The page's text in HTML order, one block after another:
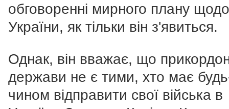
обговоренні мирного плану щодо
України, як тільки він з'явиться.
Однак, він вважає, що
держави не є тими, хто має
чином відправити свої війська в